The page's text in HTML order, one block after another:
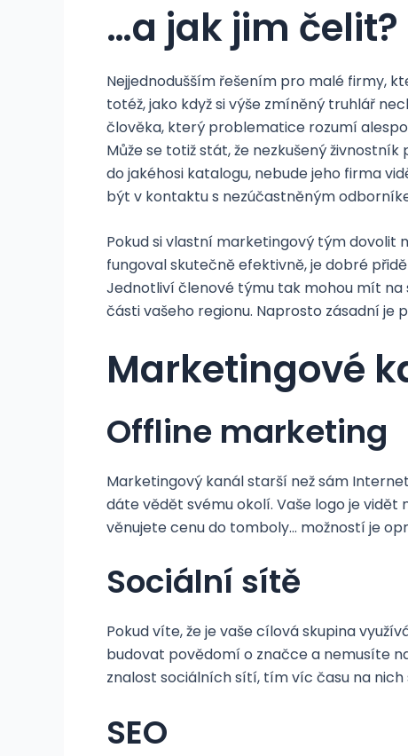
…a jak jim čelit?
Nejjednodušším řešením pro malé firmy,
totéž, jako když si výše zmíněný truhlář
člověka, který problematice rozumí
Může se totiž stát, že nezkušený
do jakéhosi katalogu, nebude jeho firma
být v kontaktu s nezúčastněným
Pokud si vlastní marketingový tým dovolit
fungoval skutečně efektivně, je dobré
Jednotliví členové týmu tak mohou mít
části vašeho regionu. Naprosto zásadní je
Marketingové
Offline marketing
Marketingový kanál starší než sám
dáte vědět svému okolí. Vaše logo je
věnujete cenu do tomboly… možností je
Sociální sítě
Pokud víte, že je vaše cílová skupina
budovat povědomí o značce a nemusíte
znalost sociálních sítí, tím víc času na
SEO